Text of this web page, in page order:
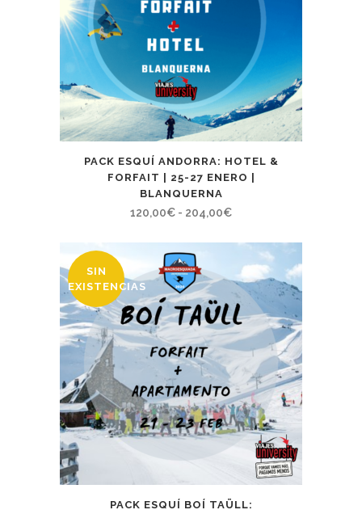
PACK ESQUÍ ANDORRA: HOTEL &
FORFAIT | 25-27 ENERO |
BLANQUERNA
120,00€ - 204,00€Rango
precios:
desde
120,00€
hasta
204,00€
SIN
EXISTENCIAS
PACK ESQUÍ BOÍ TAÜLL: